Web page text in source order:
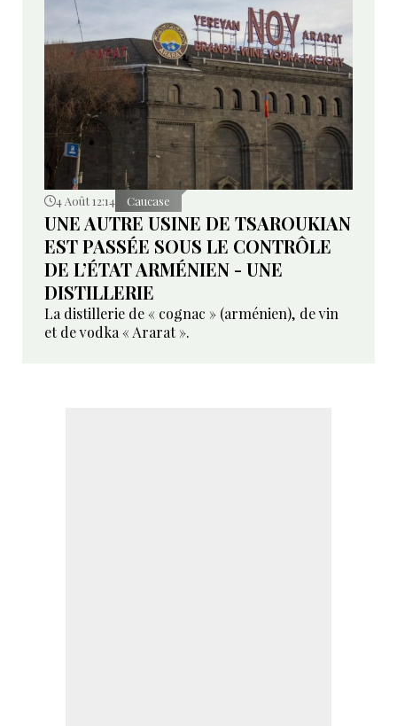
4 Août 12:14 Caucase
UNE AUTRE USINE DE TSAROUKIAN
EST PASSÉE SOUS LE CONTRÔLE
DE L’ÉTAT ARMÉNIEN - UNE
DISTILLERIE
La distillerie de « cognac » (arménien), de vin
et de vodka « Ararat ».